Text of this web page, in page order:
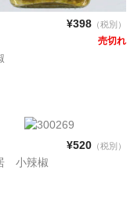
¥398（税別）
売切れ
¥520（税別）
小辣椒